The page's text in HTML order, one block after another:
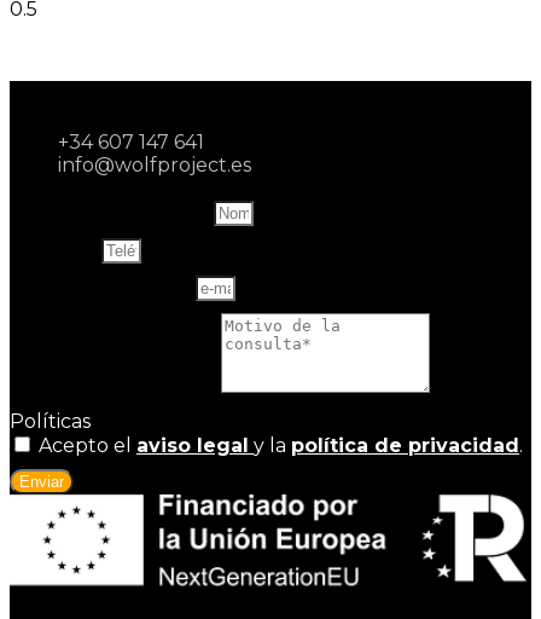
+34 607 147 641
info@wolfproject.es
Políticas
Acepto el aviso legal y la política de privacidad.
Enviar